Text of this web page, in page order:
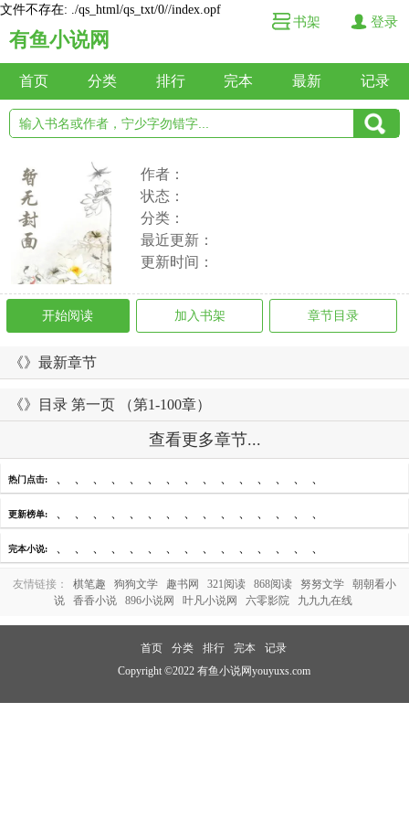
文件不存在: ./qs_html/qs_txt/0//index.opf
有鱼小说网
书架 登录
首页 分类 排行 完本 最新 记录
作者：
状态：
分类：
最近更新：
更新时间：
开始阅读 加入书架 章节目录
《》最新章节
《》目录 第一页 （第1-100章）
查看更多章节...
热门点击: 、 、 、 、 、 、 、 、 、 、 、 、 、 、 、
更新榜单: 、 、 、 、 、 、 、 、 、 、 、 、 、 、 、
完本小说: 、 、 、 、 、 、 、 、 、 、 、 、 、 、 、
友情链接： 棋笔趣 狗狗文学 趣书网 321阅读 868阅读 努努文学
朝朝看小
说
香香小说 896小说网 叶凡小说网 六零影院 九九九在线
首页 分类 排行 完本
记录
Copyright ©2022 有鱼小说网youyuxs.com